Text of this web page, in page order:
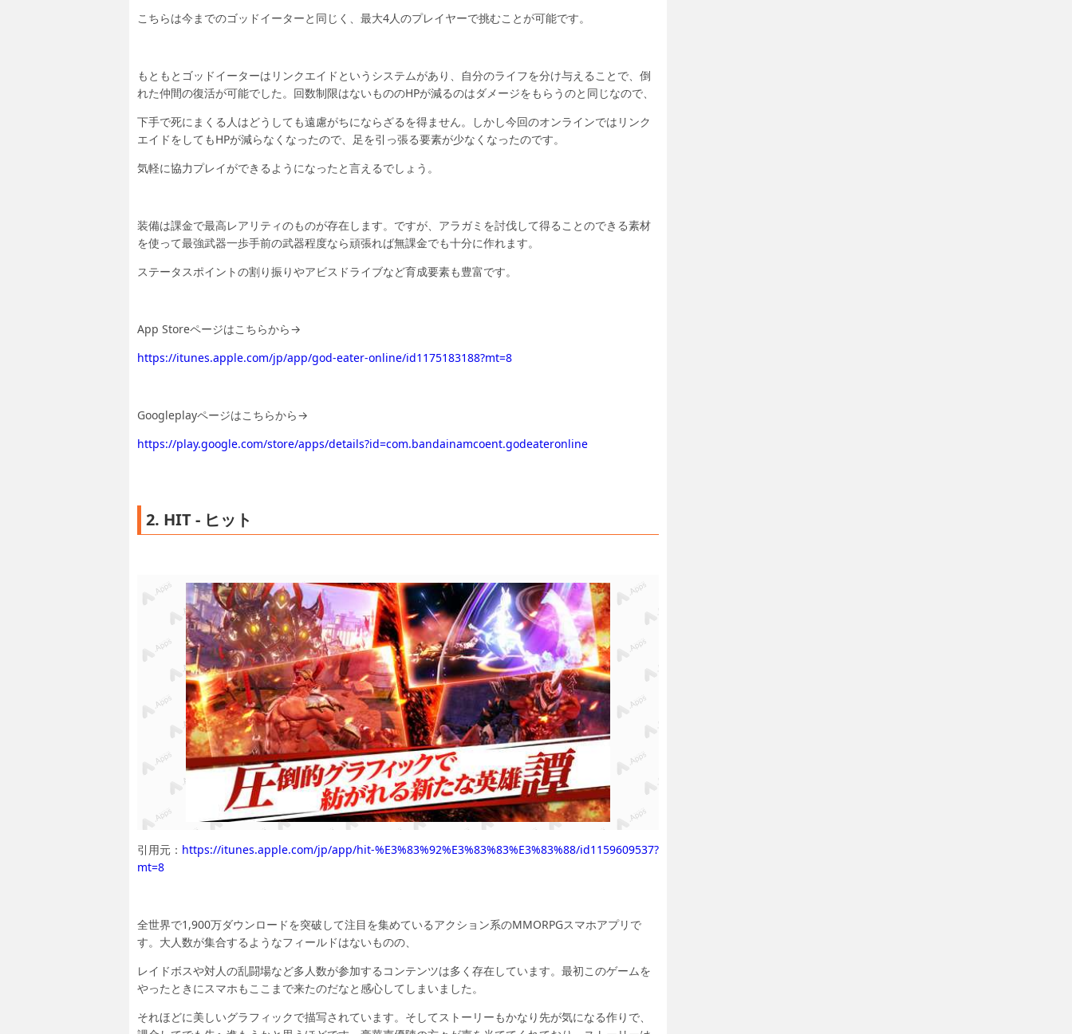
こちらは今までのゴッドイーターと同じく、最大4人のプレイヤーで挑むことが可能です。
もともとゴッドイーターはリンクエイドというシステムがあり、自分のライフを分け与えることで、倒
れた仲間の復活が可能でした。回数制限はないもののHPが減るのはダメージをもらうのと同じなので、
下手で死にまくる人はどうしても遠慮がちにならざるを得ません。しかし今回のオンラインではリンク
エイドをしてもHPが減らなくなったので、足を引っ張る要素が少なくなったのです。
気軽に協力プレイができるようになったと言えるでしょう。
装備は課金で最高レアリティのものが存在します。ですが、アラガミを討伐して得ることのできる素材
を使って最強武器一歩手前の武器程度なら頑張れば無課金でも十分に作れます。
ステータスポイントの割り振りやアビスドライブなど育成要素も豊富です。
App Storeページはこちらから→
https://itunes.apple.com/jp/app/god-eater-online/id1175183188?mt=8
Googleplayページはこちらから→
https://play.google.com/store/apps/details?id=com.bandainamcoent.godeateronline
2. HIT - ヒット
引用元： https://itunes.apple.com/jp/app/hit-%E3%83%92%E3%83%83%E3%83%88/id1159609537?
mt=8
全世界で1,900万ダウンロードを突破して注目を集めているアクション系のMMORPGスマホアプリで
す。大人数が集合するようなフィールドはないものの、
レイドボスや対人の乱闘場など多人数が参加するコンテンツは多く存在しています。最初このゲームを
やったときにスマホもここまで来たのだなと感心してしまいました。
それほどに美しいグラフィックで描写されています。そしてストーリーもかなり先が気になる作りで、